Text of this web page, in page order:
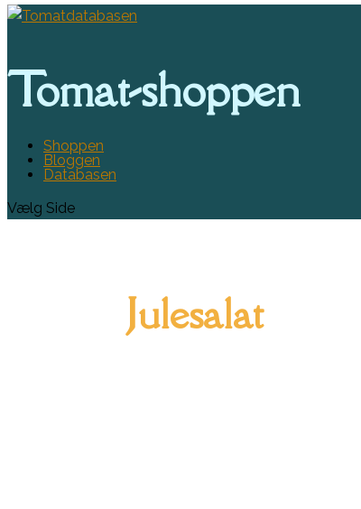
Tomat-shoppen
Shoppen
Bloggen
Databasen
Vælg Side
Julesalat